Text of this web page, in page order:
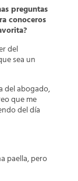
preguntas
conoceros
del
sea un
del abogado,
que me
del día
paella, pero